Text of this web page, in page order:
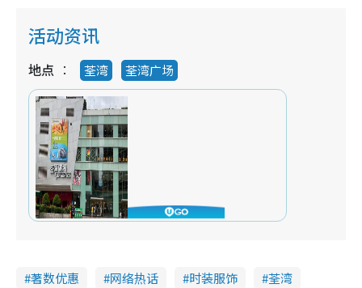
活动资讯
地点 荃湾 荃湾广场
著数优惠 网络热话 时装服饰
荃湾